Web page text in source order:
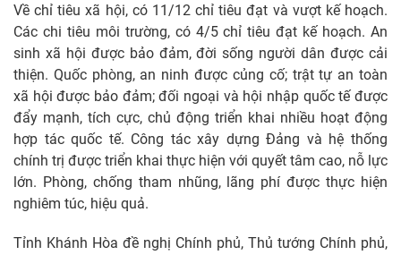
Về chỉ tiêu xã hội, có 11/12 chỉ tiêu đạt và vượt kế hoạch.
Các chi tiêu môi trường, có 4/5 chỉ tiêu đạt kế hoạch. An
sinh xã hội được bảo đảm, đời sống người dân được cải
thiện. Quốc phòng, an ninh được củng cố; trật tự an toàn
xã hội được bảo đảm; đối ngoại và hội nhập quốc tế được
đẩy mạnh, tích cực, chủ động triển khai nhiều hoạt động
hợp tác quốc tế. Công tác xây dựng Đảng và hệ thống
chính trị được triển khai thực hiện với quyết tâm cao, nỗ lực
lớn. Phòng, chống tham nhũng, lãng phí được thực hiện
nghiêm túc, hiệu quả.
Tỉnh Khánh Hòa đề nghị Chính phủ, Thủ tướng Chính phủ,